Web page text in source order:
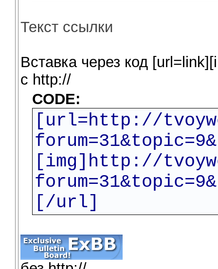
Текст ссылки
Вставка через код
c http://
CODE:
[url=http://
[img]http://
[/url]